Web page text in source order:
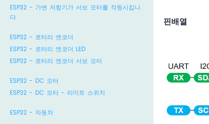
ESP32 - 가변 저항기가 서보 모터를 작동시킵니
다
ESP32 - 로터리 엔코더
ESP32 - 로터리 엔코더 LED
ESP32 - 로터리 엔코더 서보 모터
ESP32 - DC 모터
ESP32 - DC 모터 - 리미트 스위치
ESP32 - 자동차
핀배열